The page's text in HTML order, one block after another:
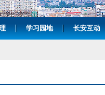
| 学习园地 | 长安互动